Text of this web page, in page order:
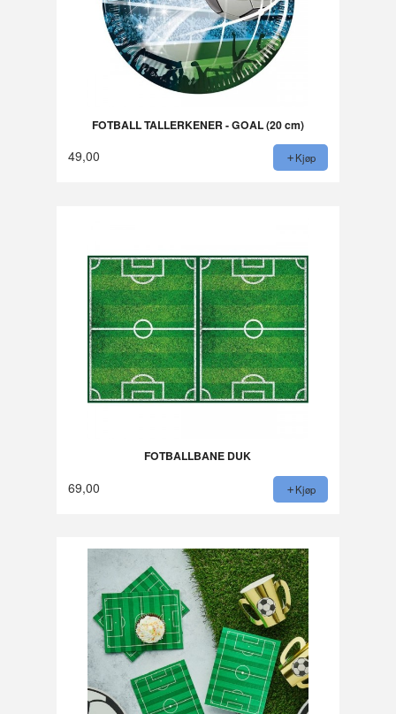
FOTBALL TALLERKENER - GOAL (20 cm)
49,00 Kjøp
FOTBALLBANE DUK
69,00 Kjøp